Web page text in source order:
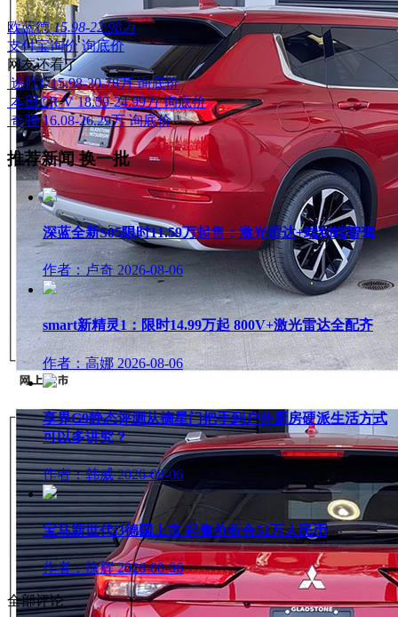
欧蓝德 15.98-22.98万
支付宝询价 询底价
网友还看了
途胜L 15.98-20.78万 询底价
本田CR-V 18.59-24.99万 询底价
奇骏 16.08-26.29万 询底价
推荐新闻换一批
深蓝全新S05限时11.59万起售：激光雷达+端到端智驾
作者：卢奇 2026-08-06
smart新精灵1：限时14.99万起 800V+激光雷达全配齐
作者：高娜 2026-08-06
享界G9静态评测从摘星门把手到户外厨房硬派生活方式
可以多讲究？
作者：韩威 2026-08-06
宝马新世代i3德国上市 起售价折合51万人民币
作者：徐辉 2026-08-06
全部评论